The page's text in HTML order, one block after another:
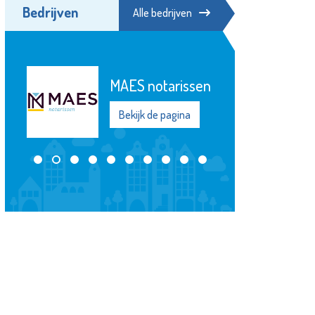
Bedrijven Alle bedrijven
MAES notarissen
Bekijk de pagina